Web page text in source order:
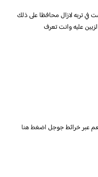
افضل بروست في تربه لازال محافظا على ذلك
عليه وانت تعرف
عبر خرائط جوجلاضغط هنا